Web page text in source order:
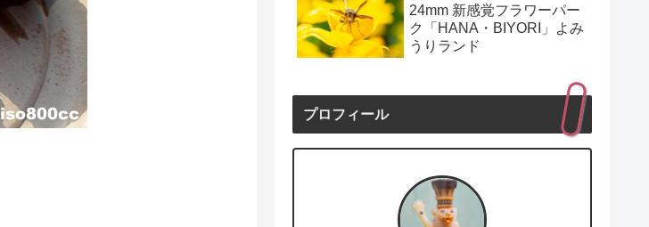
24mm 新感覚フラワーパー
ク「HANA・BIYORI」よみ
うりランド
プロフィール